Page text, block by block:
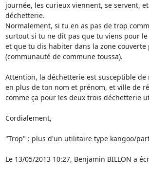
journée, les curieux viennent, se servent,
déchetterie.
Normalement, si tu en as pas de trop
surtout si tu ne dit pas que tu viens pour
et que tu dis habiter dans la zone
(communauté de commune toussa).
Attention, la déchetterie est susceptible
en plus de ton nom et prénom, et ville de
comme ça pour les deux trois déchetterie
Cordialement,
"Trop" : plus d'un utilitaire type kangoo/
Le 13/05/2013 10:27, Benjamin BILLON a